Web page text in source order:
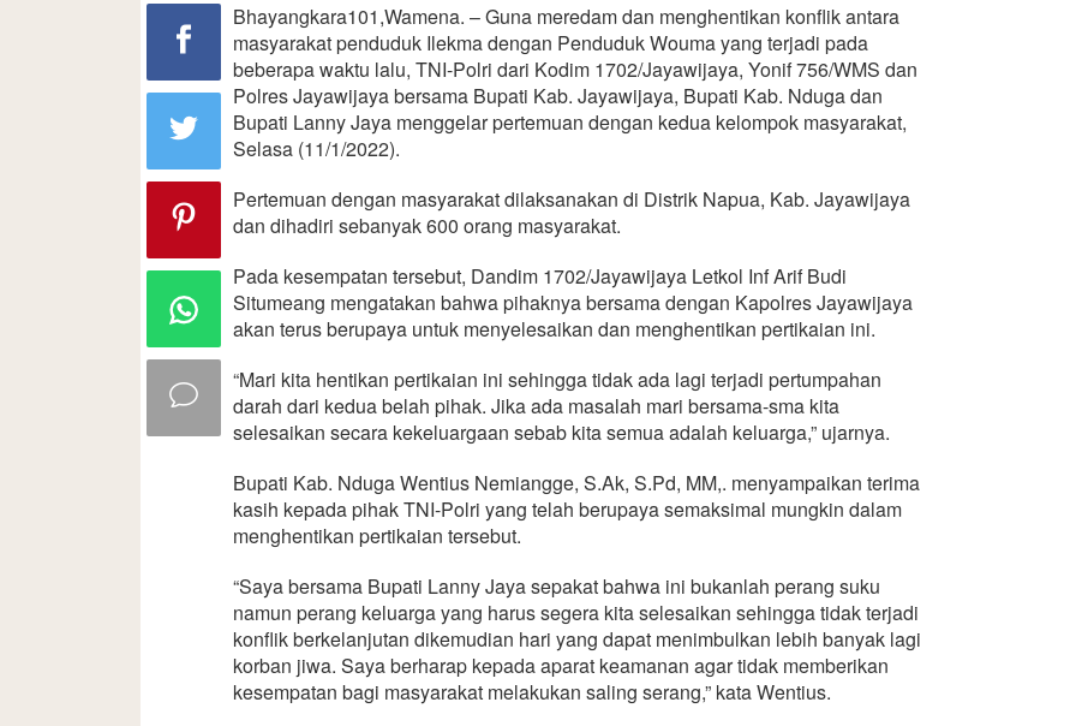
Bhayangkara101,Wamena. – Guna meredam dan menghentikan konflik antara
masyarakat penduduk Ilekma dengan Penduduk Wouma yang terjadi pada
beberapa waktu lalu, TNI-Polri dari Kodim 1702/Jayawijaya, Yonif 756/WMS dan
Polres Jayawijaya bersama Bupati Kab. Jayawijaya, Bupati Kab. Nduga dan
Bupati Lanny Jaya menggelar pertemuan dengan kedua kelompok masyarakat,
Selasa (11/1/2022).
Pertemuan dengan masyarakat dilaksanakan di Distrik Napua, Kab. Jayawijaya
dan dihadiri sebanyak 600 orang masyarakat.
Pada kesempatan tersebut, Dandim 1702/Jayawijaya Letkol Inf Arif Budi
Situmeang mengatakan bahwa pihaknya bersama dengan Kapolres Jayawijaya
akan terus berupaya untuk menyelesaikan dan menghentikan pertikaian ini.
“Mari kita hentikan pertikaian ini sehingga tidak ada lagi terjadi pertumpahan
darah dari kedua belah pihak. Jika ada masalah mari bersama-sma kita
selesaikan secara kekeluargaan sebab kita semua adalah keluarga,” ujarnya.
Bupati Kab. Nduga Wentius Nemiangge, S.Ak, S.Pd, MM,. menyampaikan terima
kasih kepada pihak TNI-Polri yang telah berupaya semaksimal mungkin dalam
menghentikan pertikaian tersebut.
“Saya bersama Bupati Lanny Jaya sepakat bahwa ini bukanlah perang suku
namun perang keluarga yang harus segera kita selesaikan sehingga tidak terjadi
konflik berkelanjutan dikemudian hari yang dapat menimbulkan lebih banyak lagi
korban jiwa. Saya berharap kepada aparat keamanan agar tidak memberikan
kesempatan bagi masyarakat melakukan saling serang,” kata Wentius.